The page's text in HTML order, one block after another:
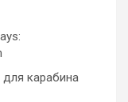
карабина